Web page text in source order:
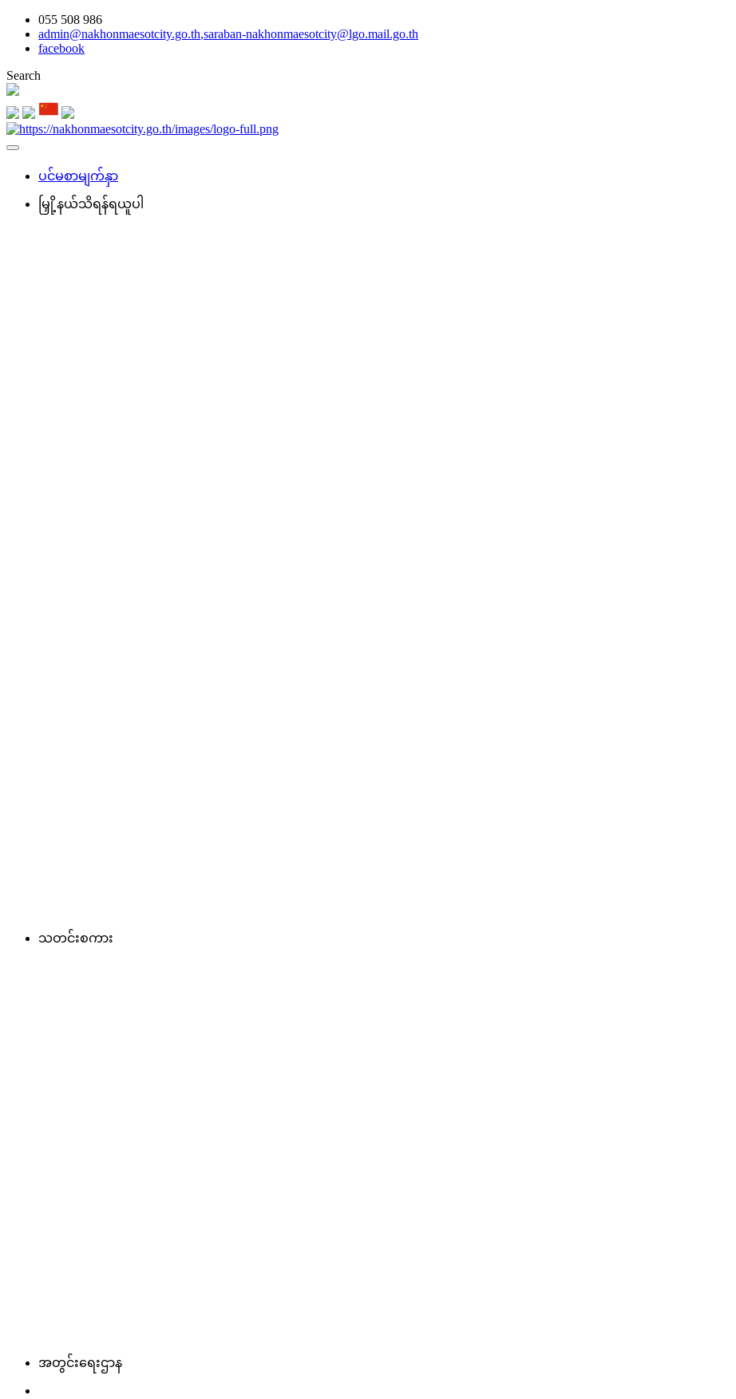
055 508 986
admin@nakhonmaesotcity.go.th,saraban-nakhonmaesotcity@lgo.mail.go.th
facebook
Search
ပင်မစာမျက်နှာ
မြှို့နယ်သိရန်ရယူပါ
သတင်းစကား
အတွင်းရေးဌာန